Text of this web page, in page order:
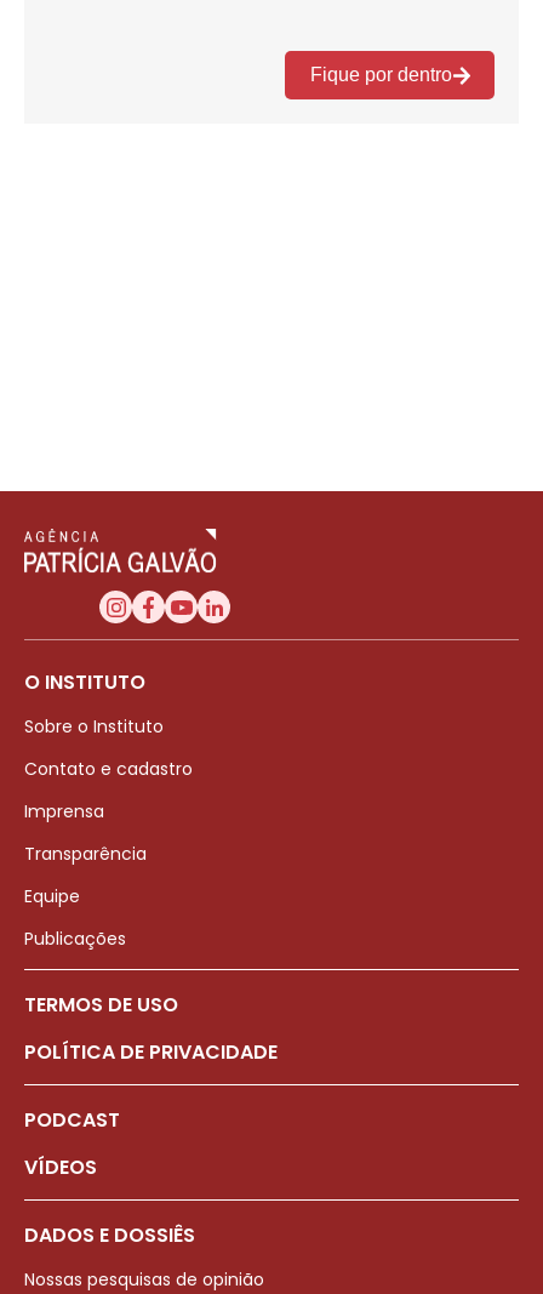
O INSTITUTO
Sobre o Instituto
Contato e cadastro
Imprensa
Transparência
Equipe
Publicações
TERMOS DE USO
POLÍTICA DE PRIVACIDADE
PODCAST
VÍDEOS
DADOS E DOSSIÊS
Nossas pesquisas de opinião